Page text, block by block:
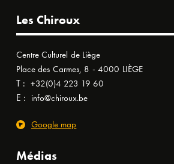
Les Chiroux
Centre Culturel de Liège
Place des Carmes, 8 - 4000 LIÈGE
T : +32(0)4 223 19 60
E : info@chiroux.be
Google map
Médias